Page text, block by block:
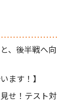
、後半戦へ向
ます！】
せ！テスト対